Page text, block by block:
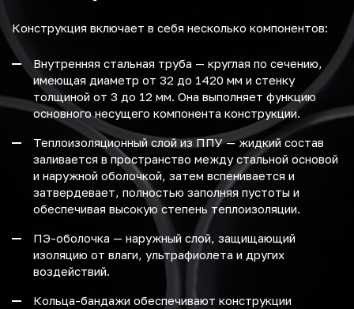
Конструкция включает в себя несколько компонентов:
Внутренняя стальная труба — круглая по сечению,
имеющая диаметр от 32 до 1420 мм и стенку
толщиной от 3 до 12 мм. Она выполняет функцию
основного несущего компонента конструкции.
Теплоизоляционный слой из ППУ — жидкий состав
заливается в пространство между стальной основой
и наружной оболочкой, затем вспенивается и
затвердевает, полностью заполняя пустоты и
обеспечивая высокую степень теплоизоляции.
ПЭ-оболочка — наружный слой, защищающий
изоляцию от влаги, ультрафиолета и других
воздействий.
Кольца-бандажи обеспечивают конструкции